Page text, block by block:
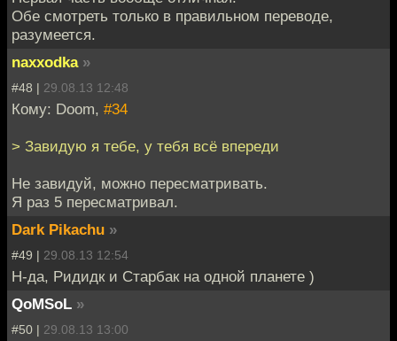
Обе смотреть только в правильном переводе,
разумеется.
naxxodka »
#48 | 29.08.13 12:48
Кому: Doom, #34
> Завидую я тебе, у тебя всё впереди
Не завидуй, можно пересматривать.
Я раз 5 пересматривал.
Dark Pikachu »
#49 | 29.08.13 12:54
Н-да, Ридидк и Старбак на одной планете )
QoMSoL »
#50 | 29.08.13 13:00